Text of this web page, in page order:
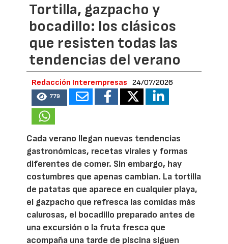
Tortilla, gazpacho y
bocadillo: los clásicos
que resisten todas las
tendencias del verano
Redacción Interempresas 24/07/2026
779
Cada verano llegan nuevas tendencias
gastronómicas, recetas virales y formas
diferentes de comer. Sin embargo, hay
costumbres que apenas cambian. La tortilla
de patatas que aparece en cualquier playa,
el gazpacho que refresca las comidas más
calurosas, el bocadillo preparado antes de
una excursión o la fruta fresca que
acompaña una tarde de piscina siguen